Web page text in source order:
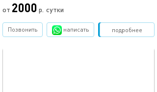
от 2000 р. сутки
подробнее
Позвонить написать Забронировать